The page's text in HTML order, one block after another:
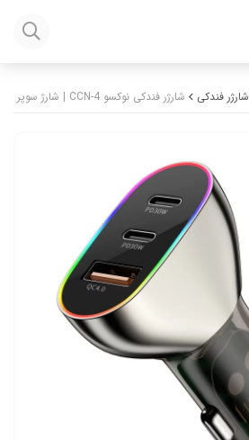
شارژر فندکی شارژر فندکی نوکسو CCN-4 | شارژ سوپر فست 85 وات با PD30W + QC4.0